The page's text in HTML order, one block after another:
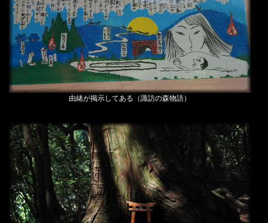
由緒が掲示してある（諏訪の森物語）